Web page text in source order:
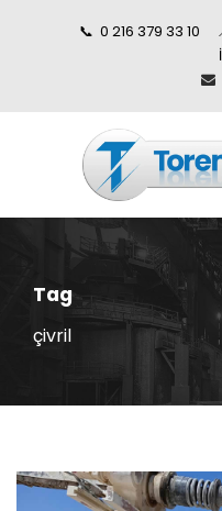
📞 0 216 379 33 10
Tag
çivril